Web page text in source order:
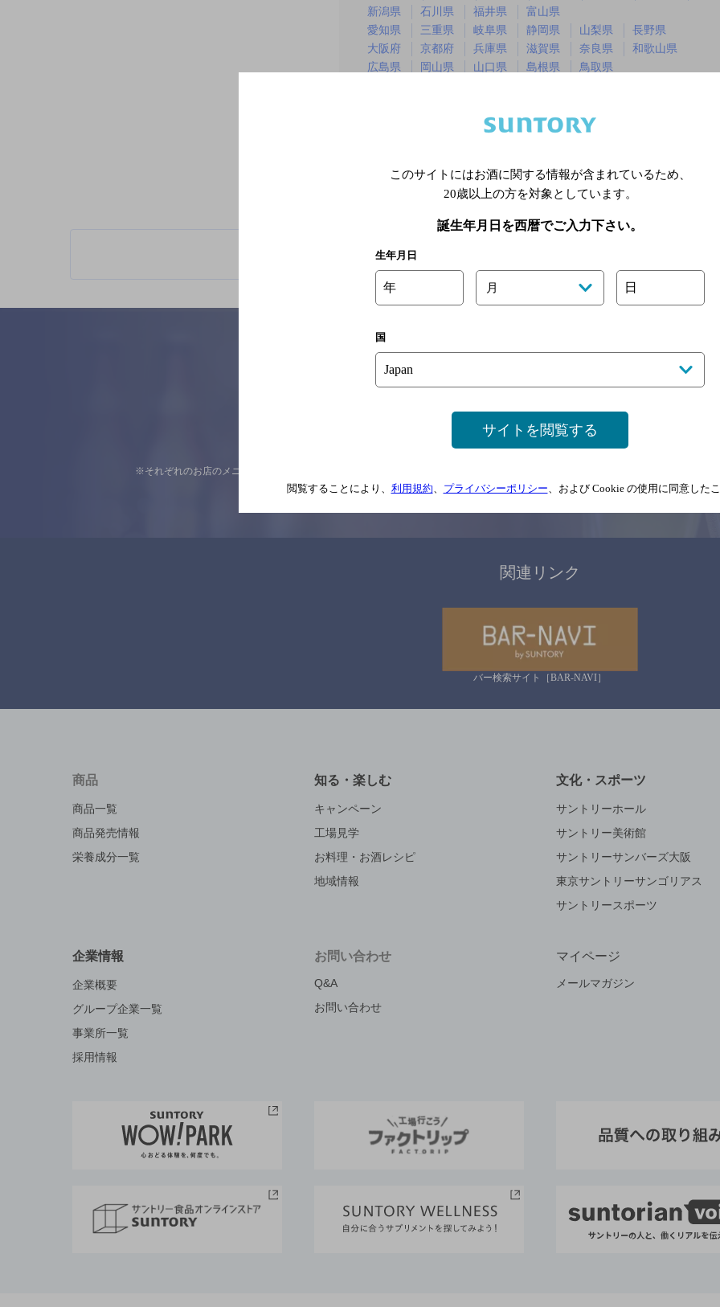
新潟県
石川県 福井県
富山県
愛知県
三重県 岐阜県 静岡県 山梨県
長野県
大阪府
京都府 兵庫県 滋賀県 奈良県
和歌山県
広島県
岡山県 山口県 島根県
鳥取県
※店舗によりハイボール取り扱い銘
ご意見・ご感想
※それぞれのお店のメニューや営業時間などの掲載情報については、 念のためお店にご確
関連リンク
バー検索サイト［BAR-NAVI］
商品
商品一覧
商品発売情報
栄養成分一覧
知る・楽しむ
キャンペーン
工場見学
お料理・お酒レシピ
地域情報
文化・スポーツ
サントリーホール
サントリー美術館
サントリーサンバーズ大阪
東京サントリーサンゴリアス
サントリースポーツ
企業情報
企業概要
グループ企業一覧
事業所一覧
採用情報
お問い合わせ
Q&A
お問い合わせ
マイページ
メールマガジン
このサイトにはお酒に関する情報が含まれているため、
20歳以上の方を対象としています。
誕生年月日を西暦でご入力下さい。
生年月日
年 月 日
国
サイトを閲覧する
閲覧することにより、 利用規約、 プライバシーポリシー、および Cookie の使用に同意した